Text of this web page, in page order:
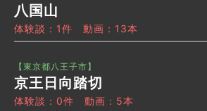
八国山
体験談：1件 動画：13本
【東京都八王子市】
京王日向踏切
体験談：0件 動画：5本